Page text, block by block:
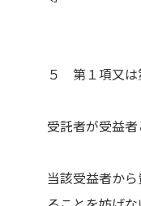
５ 第１項又は
受託者が受益
当該受益者か